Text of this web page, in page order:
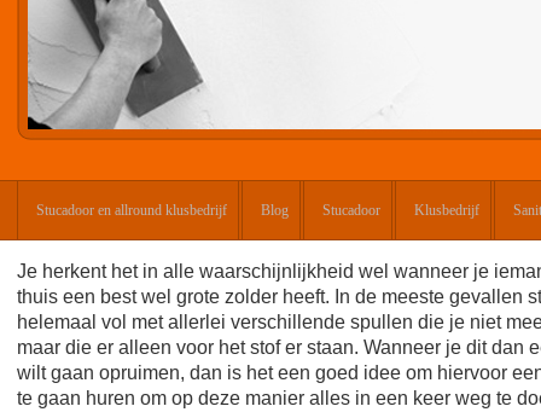
Stucadoor en allround klusbedrijf Blog Stucadoor Klusbedrijf
Je herkent het in alle waarschijnlijkheid wel wanneer je
thuis een best wel grote zolder heeft. In de meeste gevallen
helemaal vol met allerlei verschillende spullen die je niet
maar die er alleen voor het stof er staan. Wanneer je dit dan
wilt gaan opruimen, dan is het een goed idee om hiervoor
te gaan huren om op deze manier alles in een keer weg te